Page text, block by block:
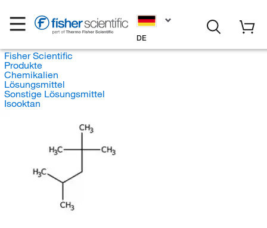
DE
Fisher Scientific
Produkte
Chemikalien
Lösungsmittel
Sonstige Lösungsmittel
Isooktan